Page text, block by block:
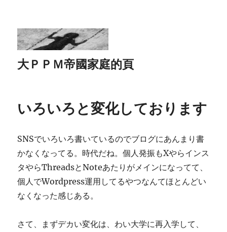
大ＰＰＭ帝國家庭的頁
いろいろと変化しております
SNSでいろいろ書いているのでブログにあんまり書
かなくなってる。時代だね。個人発振もXやらインス
タやらThreadsとNoteあたりがメインになってて、
個人でWordpress運用してるやつなんてほとんどい
なくなった感じある。
さて、まずデカい変化は、わい大学に再入学して、